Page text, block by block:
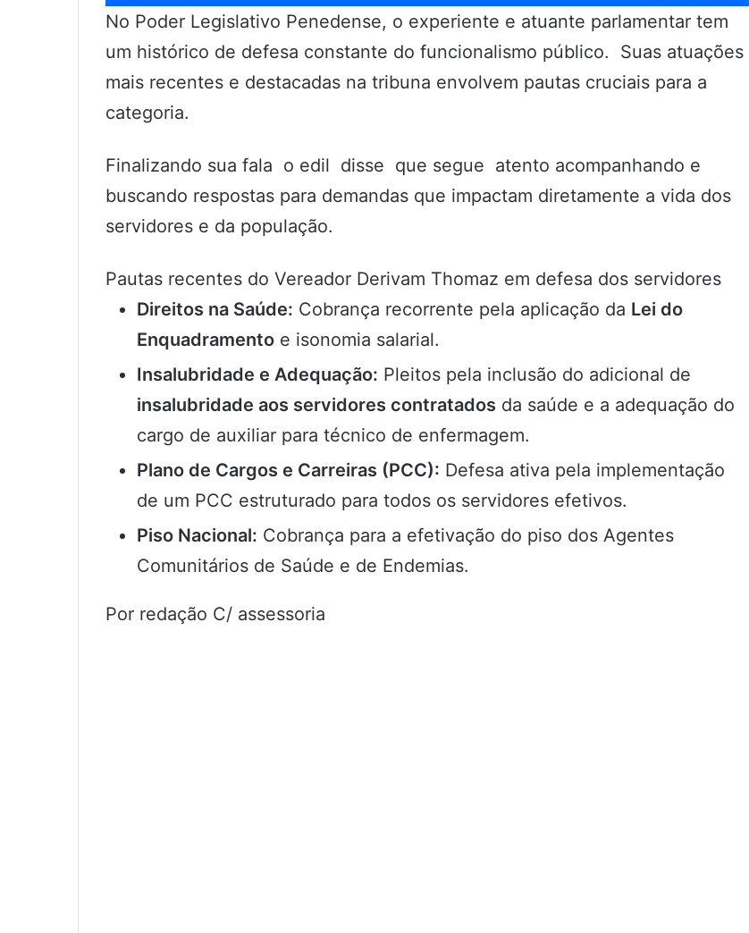
No Poder Legislativo Penedense, o experiente e atuante parlamentar tem
um histórico de defesa constante do funcionalismo público. Suas atuações
mais recentes e destacadas na tribuna envolvem pautas cruciais para a
categoria.
Finalizando sua fala o edil disse que segue atento acompanhando e
buscando respostas para demandas que impactam diretamente a vida dos
servidores e da população.
Pautas recentes do Vereador Derivam Thomaz em defesa dos servidores
Direitos na Saúde: Cobrança recorrente pela aplicação da Lei do
Enquadramento e isonomia salarial.
Insalubridade e Adequação: Pleitos pela inclusão do adicional de
insalubridade aos servidores contratados da saúde e a adequação do
cargo de auxiliar para técnico de enfermagem.
Plano de Cargos e Carreiras (PCC): Defesa ativa pela implementação
de um PCC estruturado para todos os servidores efetivos.
Piso Nacional: Cobrança para a efetivação do piso dos Agentes
Comunitários de Saúde e de Endemias.
Por redação C/ assessoria